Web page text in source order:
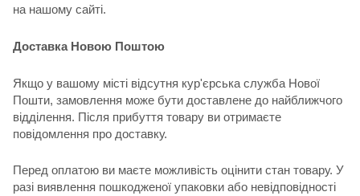
на нашому сайті.
Доставка Новою Поштою
Якщо у вашому місті відсутня кур'єрська служба Нової
Пошти, замовлення може бути доставлене до найближчого
відділення. Після прибуття товару ви отримаєте
повідомлення про доставку.
Перед оплатою ви маєте можливість оцінити стан товару. У
разі виявлення пошкодженої упаковки або невідповідності